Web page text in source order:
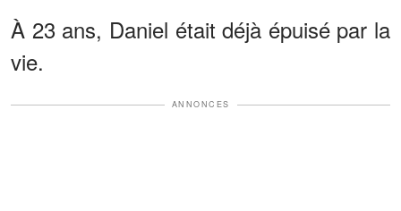
À 23 ans, Daniel était déjà épuisé par la
vie.
ANNONCES